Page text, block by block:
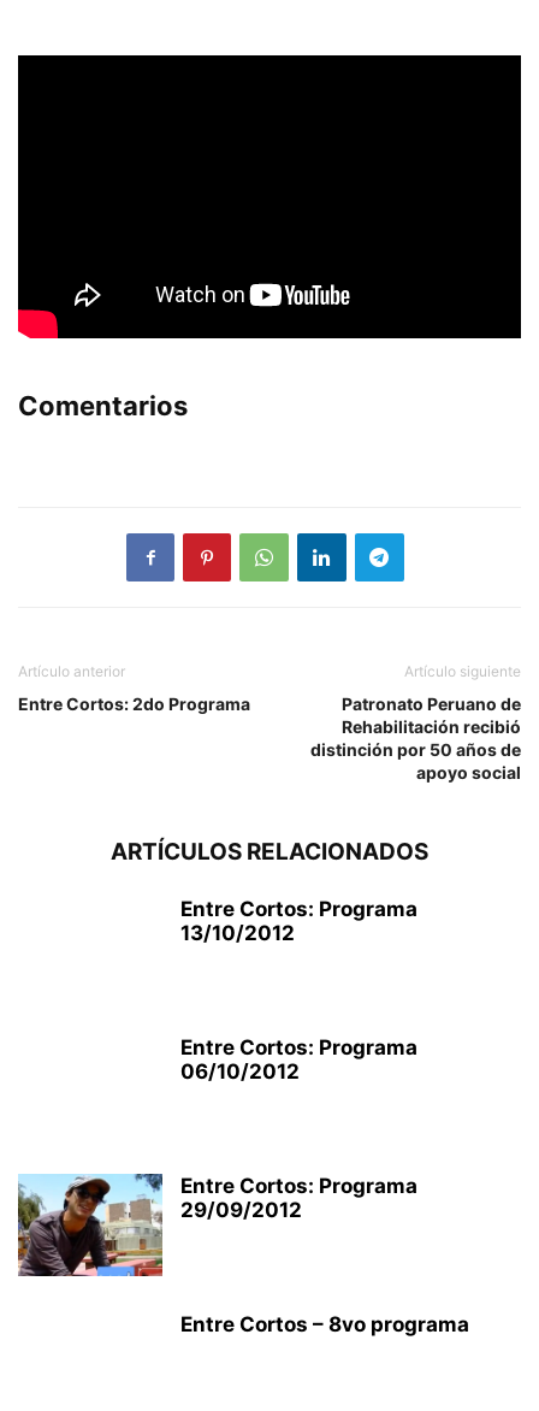
Comentarios
Artículo anterior
Entre Cortos: 2do Programa
Artículo siguiente
Patronato Peruano de
Rehabilitación recibió
distinción por 50 años de
apoyo social
ARTÍCULOS RELACIONADOS
Entre Cortos: Programa
13/10/2012
Entre Cortos: Programa
06/10/2012
Entre Cortos: Programa
29/09/2012
Entre Cortos – 8vo programa